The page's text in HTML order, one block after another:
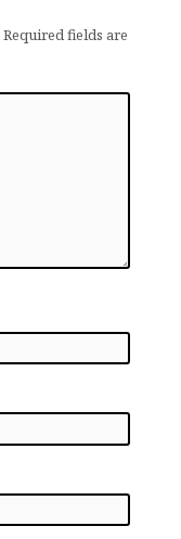
Required fields are